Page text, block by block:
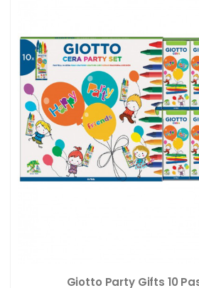
Giotto Party Gifts 10